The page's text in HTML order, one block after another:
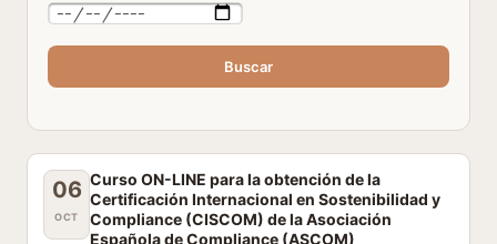
Buscar
06
OCT
Curso ON-LINE para la obtención de la
Certificación Internacional en Sostenibilidad y
Compliance (CISCOM) de la Asociación
Española de Compliance (ASCOM)